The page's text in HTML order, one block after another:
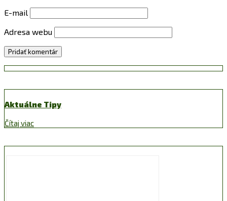
E-mail
Adresa webu
Aktuálne Tipy
Čítaj viac